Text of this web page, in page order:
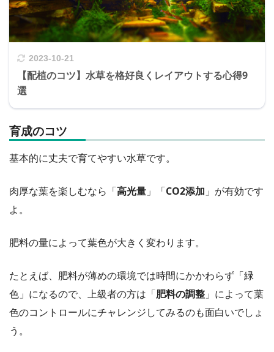
2023-10-21
【配植のコツ】水草を格好良くレイアウトする心得9
選
育成のコツ
基本的に丈夫で育てやすい水草です。
肉厚な葉を楽しむなら「高光量 」「CO2添加 」が有効です
よ。
肥料の量によって葉色が大きく変わります。
たとえば、肥料が薄めの環境では時間にかかわらず「緑
色」になるので、上級者の方は「肥料の調整 」によって葉
色のコントロールにチャレンジしてみるのも面白いでしょ
う。